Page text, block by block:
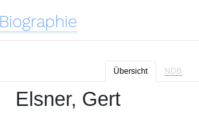
Biographie
Übersicht NDB
Elsner, Gert